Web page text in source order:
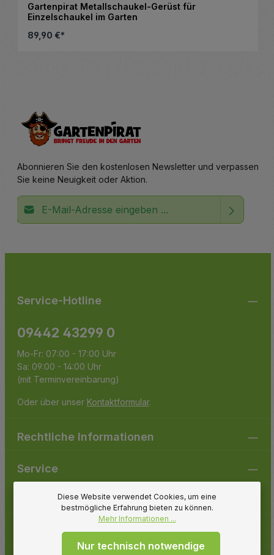
Gartenpirat Metallschaukel-Gerüst für
Einzelschaukel im Garten
89,90 €*
Abonnieren Sie den kostenlosen Newsletter und verpassen
Sie keine Neuigkeit oder Aktion.
E-Mail-Adresse*
Service-Hotline
09442 43299 0
Mo-Fr: 07:00 - 17:00 Uhr
Sa: 09:00 - 14:00 Uhr
(mit Terminvereinbarung)
Oder über unser Kontaktformular.
Rechtliche Informationen
Service
Gartenpirat
Folge uns
Diese Website verwendet Cookies, um eine
bestmögliche Erfahrung bieten zu können.
Mehr Informationen ...
Nur technisch notwendige